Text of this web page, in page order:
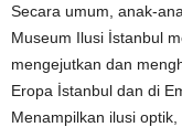
Secara umum, anak-
Museum Ilusi İstanbul
mengejutkan dan
Eropa İstanbul dan di
Menampilkan ilusi